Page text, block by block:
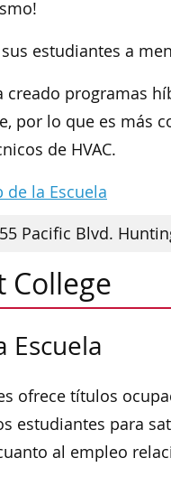
estudiantes a
creado programas
por lo que es más
de HVAC.
de la Escuela
Pacific Blvd.
College
Escuela
ofrece títulos
estudiantes para
al empleo